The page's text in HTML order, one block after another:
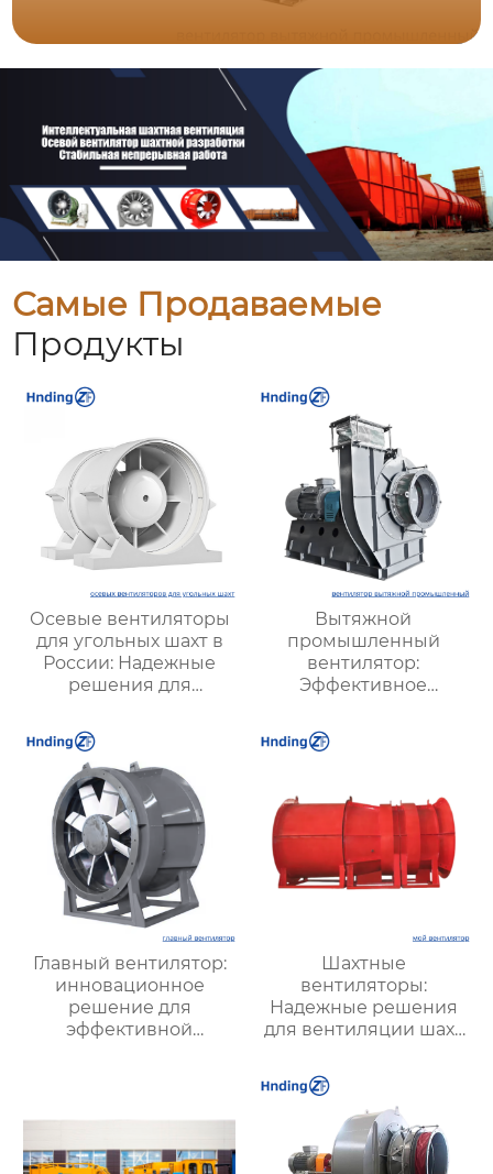
Самые Продаваемые
Продукты
Осевые вентиляторы
для угольных шахт в
России: Надежные
решения для
вентиляции и
безопасности
Вытяжной
промышленный
вентилятор:
Эффективное
надежной вентиляции
Главный вентилятор:
инновационное
решение для
эффективной
Шахтные
вентиляторы:
Надежные решения
для вентиляции шахт
| Купить с доставкой